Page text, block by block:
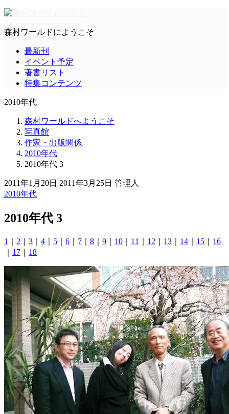
森村ワールドにようこそ
最新刊
イベント予定
著書リスト
特集コンテンツ
2010年代
森村ワールドへようこそ
写真館
作家・出版関係
2010年代
2010年代 3
2011年1月20日 2011年3月25日 管理人
2010年代
2010年代 3
1 2 3 4 5 6 7 8 9 10 11 12 13 14 15
16
17 18